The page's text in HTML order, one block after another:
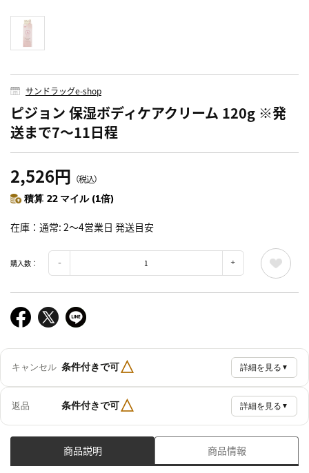
サンドラッグe-shop
ピジョン 保湿ボディケアクリーム 120g ※発
送まで7～11日程
2,526円 （税込）
積算 22 マイル (1倍)
在庫 通常: 2～4営業日 発送目安
購入数：
キャンセル 条件付きで可△ 詳細を見る ▼
返品 条件付きで可△ 詳細を見る ▼
商品説明 商品情報